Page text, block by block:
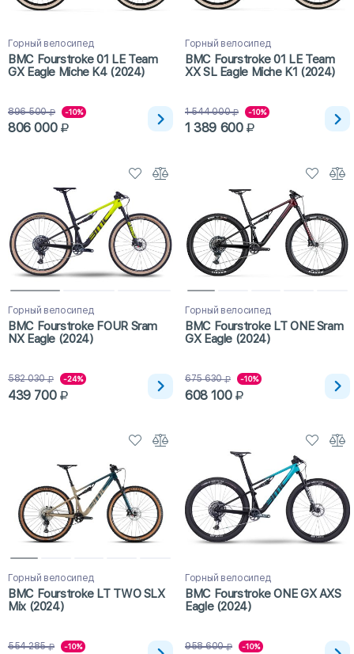
Горный велосипед
BMC Fourstroke 01 LE Team
GX Eagle Miche K4 (2024)
896 500 -10%
806 000
Горный велосипед
BMC Fourstroke 01 LE Team
XX SL Eagle Miche K1 (2024)
1 544 000 -10%
1 389 600
Горный велосипед
BMC Fourstroke FOUR Sram
NX Eagle (2024)
582 030 -24%
439 700
Горный велосипед
BMC Fourstroke LT ONE Sram
GX Eagle (2024)
675 630 -10%
608 100
Горный велосипед
BMC Fourstroke LT TWO SLX
Mix (2024)
554 285 -10%
Горный велосипед
BMC Fourstroke ONE GX AXS
Eagle (2024)
958 600 -10%